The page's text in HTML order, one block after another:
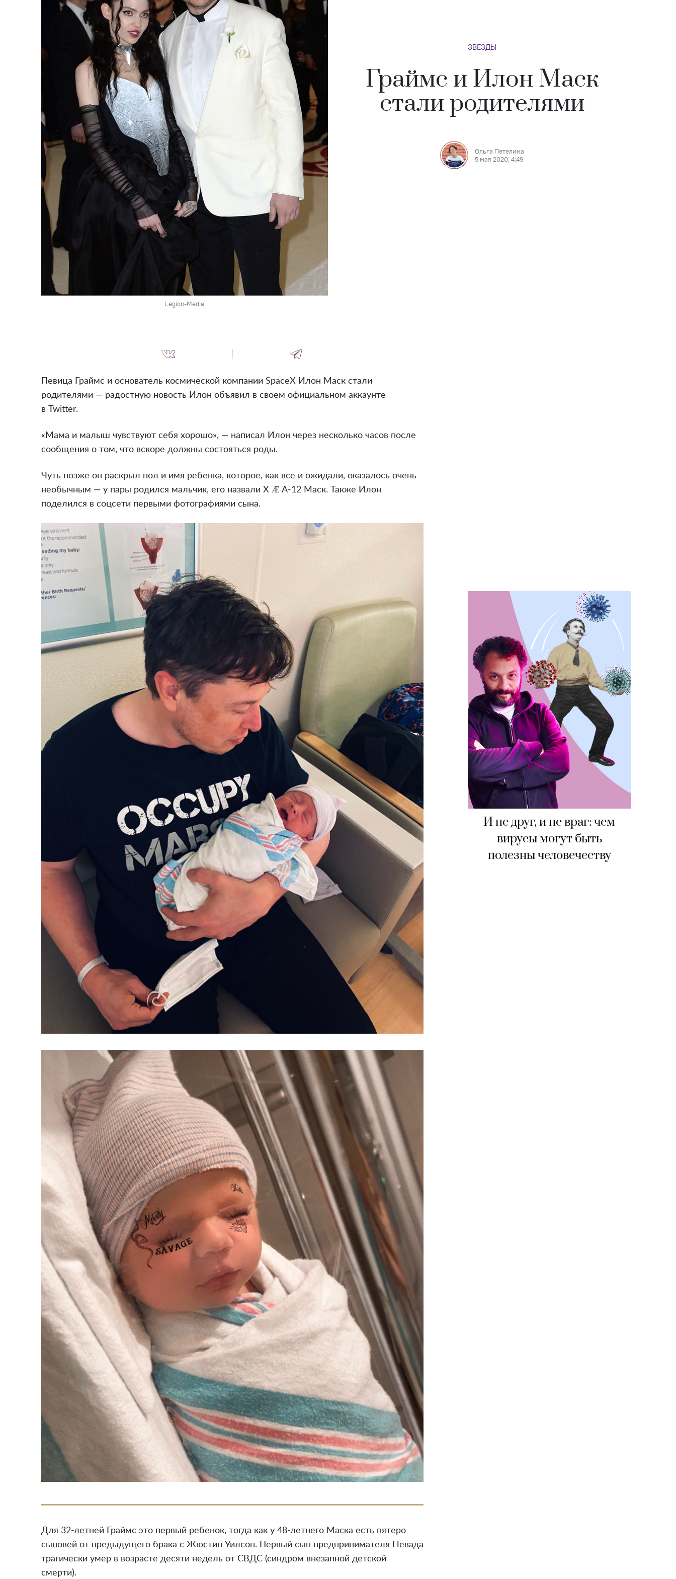
Граймс и Илон Маск
стали родителями
ЗВЕЗДЫ
Ольга Петелина
5 мая 2020, 4:49
Legion-Media
И не друг, и не враг: чем
вирусы могут быть
полезны человечеству
Певица Граймс и основатель космической компании SpaceX Илон Маск стали
родителями — радостную новость Илон объявил в своем официальном аккаунте
в Twitter.
«Мама и малыш чувствуют себя хорошо», — написал Илон через несколько часов после
сообщения о том, что вскоре должны состояться роды.
Чуть позже он раскрыл пол и имя ребенка, которое, как все и ожидали, оказалось очень
необычным — у пары родился мальчик, его назвали X Æ A-12 Маск. Также Илон
поделился в соцсети первыми фотографиями сына.
Для 32-летней Граймс это первый ребенок, тогда как у 48-летнего Маска есть пятеро
сыновей от предыдущего брака с Жюстин Уилсон. Первый сын предпринимателя Невада
трагически умер в возрасте десяти недель от СВДС (синдром внезапной детской
смерти).